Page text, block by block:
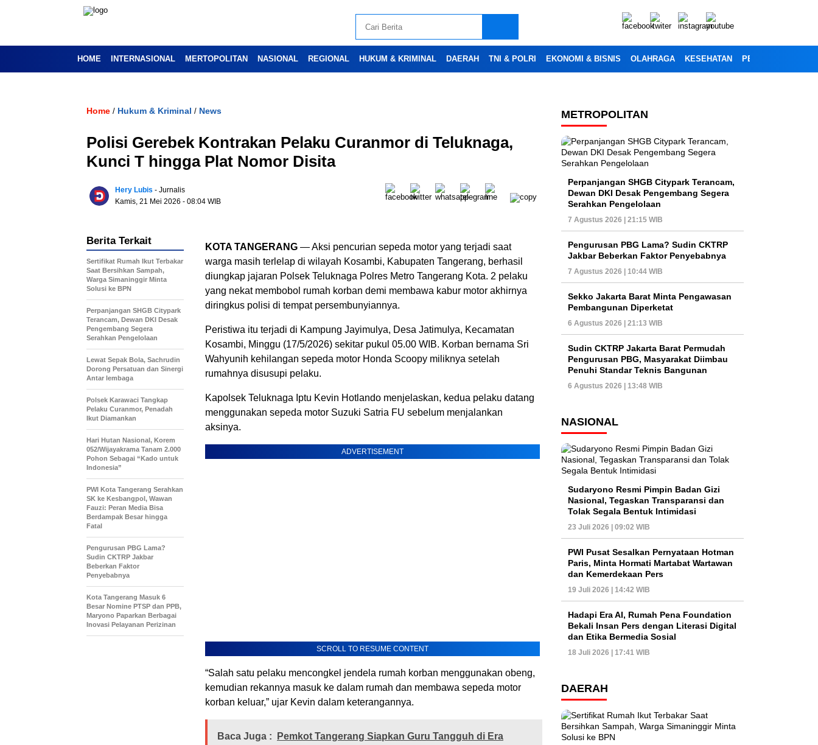
HOME INTERNASIONAL MERTOPOLITAN NASIONAL REGIONAL HUKUM & KRIMINAL DAERAH TNI & POLRI EKONOMI & BISNIS OLAHRAGA KESEHATAN PENDIDIKAN
Home / Hukum & Kriminal / News
Polisi Gerebek Kontrakan Pelaku Curanmor di Teluknaga,
Kunci T hingga Plat Nomor Disita
Hery Lubis - Jurnalis
Kamis, 21 Mei 2026 - 08:04 WIB
KOTA TANGERANG — Aksi pencurian sepeda motor yang terjadi saat
warga masih terlelap di wilayah Kosambi, Kabupaten Tangerang, berhasil
diungkap jajaran Polsek Teluknaga Polres Metro Tangerang Kota. 2 pelaku
yang nekat membobol rumah korban demi membawa kabur motor akhirnya
diringkus polisi di tempat persembunyiannya.
Peristiwa itu terjadi di Kampung Jayimulya, Desa Jatimulya, Kecamatan
Kosambi, Minggu (17/5/2026) sekitar pukul 05.00 WIB. Korban bernama Sri
Wahyunih kehilangan sepeda motor Honda Scoopy miliknya setelah
rumahnya disusupi pelaku.
Kapolsek Teluknaga Iptu Kevin Hotlando menjelaskan, kedua pelaku datang
menggunakan sepeda motor Suzuki Satria FU sebelum menjalankan
aksinya.
ADVERTISEMENT
Advertesment
SCROLL TO RESUME CONTENT
“Salah satu pelaku mencongkel jendela rumah korban menggunakan obeng,
kemudian rekannya masuk ke dalam rumah dan membawa sepeda motor
korban keluar,” ujar Kevin dalam keterangannya.
Baca Juga :
Pemkot Tangerang Siapkan Guru Tangguh di Era
Berita Terkait
Sertifikat Rumah Ikut Terbakar
Saat Bersihkan Sampah,
Warga Simaninggir Minta
Solusi ke BPN
Perpanjangan SHGB Citypark
Terancam, Dewan DKI Desak
Pengembang Segera
Serahkan Pengelolaan
Lewat Sepak Bola, Sachrudin
Dorong Persatuan dan Sinergi
Antar lembaga
Polsek Karawaci Tangkap
Pelaku Curanmor, Penadah
Ikut Diamankan
Hari Hutan Nasional, Korem
052/Wijayakrama Tanam 2.000
Pohon Sebagai “Kado untuk
Indonesia”
PWI Kota Tangerang Serahkan
SK ke Kesbangpol, Wawan
Fauzi: Peran Media Bisa
Berdampak Besar hingga
Fatal
Pengurusan PBG Lama?
Sudin CKTRP Jakbar
Beberkan Faktor
Penyebabnya
Kota Tangerang Masuk 6
Besar Nomine PTSP dan PPB,
Maryono Paparkan Berbagai
Inovasi Pelayanan Perizinan
METROPOLITAN
Perpanjangan SHGB Citypark Terancam,
Dewan DKI Desak Pengembang Segera
Serahkan Pengelolaan
7 Agustus 2026 | 21:15 WIB
Pengurusan PBG Lama? Sudin CKTRP
Jakbar Beberkan Faktor Penyebabnya
7 Agustus 2026 | 10:44 WIB
Sekko Jakarta Barat Minta Pengawasan
Pembangunan Diperketat
6 Agustus 2026 | 21:13 WIB
Sudin CKTRP Jakarta Barat Permudah
Pengurusan PBG, Masyarakat Diimbau
Penuhi Standar Teknis Bangunan
6 Agustus 2026 | 13:48 WIB
NASIONAL
Sudaryono Resmi Pimpin Badan Gizi
Nasional, Tegaskan Transparansi dan
Tolak Segala Bentuk Intimidasi
23 Juli 2026 | 09:02 WIB
PWI Pusat Sesalkan Pernyataan Hotman
Paris, Minta Hormati Martabat Wartawan
dan Kemerdekaan Pers
19 Juli 2026 | 14:42 WIB
Hadapi Era AI, Rumah Pena Foundation
Bekali Insan Pers dengan Literasi Digital
dan Etika Bermedia Sosial
18 Juli 2026 | 17:41 WIB
DAERAH